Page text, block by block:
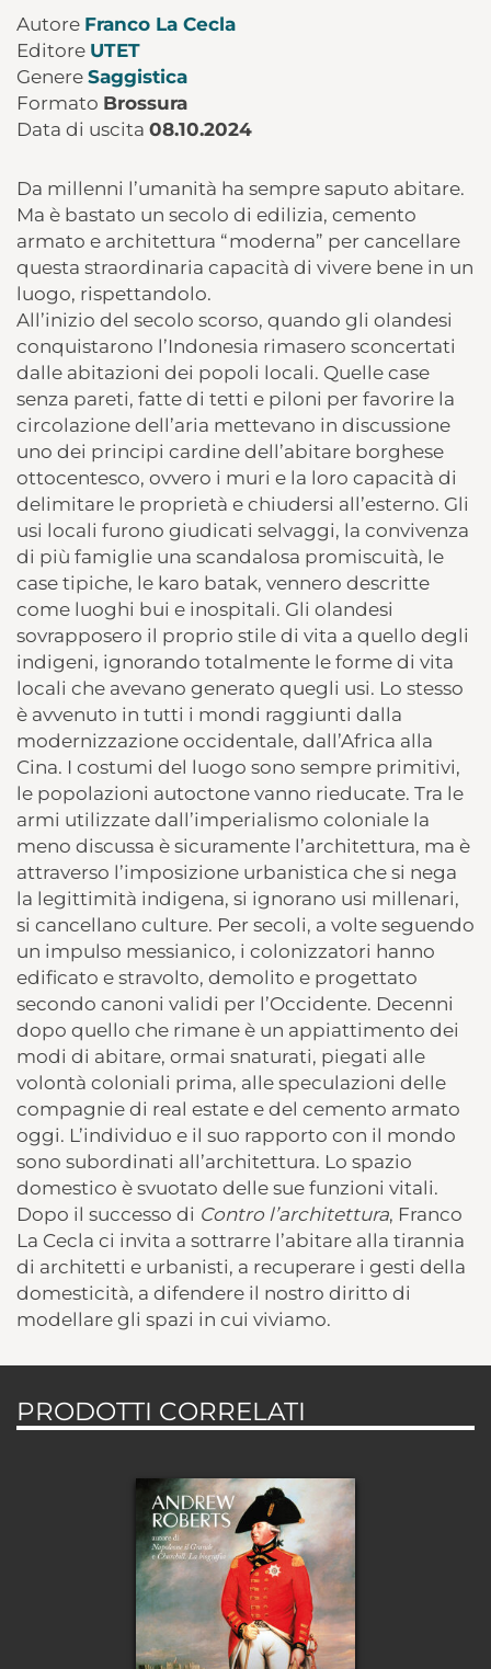
Autore Franco La Cecla
Editore UTET
Genere Saggistica
Formato Brossura
Data di uscita 08.10.2024
Da millenni l’umanità ha sempre saputo abitare.
Ma è bastato un secolo di edilizia, cemento
armato e architettura “moderna” per cancellare
questa straordinaria capacità di vivere bene in un
luogo, rispettandolo.
All’inizio del secolo scorso, quando gli olandesi
conquistarono l’Indonesia rimasero sconcertati
dalle abitazioni dei popoli locali. Quelle case
senza pareti, fatte di tetti e piloni per favorire la
circolazione dell’aria mettevano in discussione
uno dei principi cardine dell’abitare borghese
ottocentesco, ovvero i muri e la loro capacità di
delimitare le proprietà e chiudersi all’esterno. Gli
usi locali furono giudicati selvaggi, la convivenza
di più famiglie una scandalosa promiscuità, le
case tipiche, le karo batak, vennero descritte
come luoghi bui e inospitali. Gli olandesi
sovrapposero il proprio stile di vita a quello degli
indigeni, ignorando totalmente le forme di vita
locali che avevano generato quegli usi. Lo stesso
è avvenuto in tutti i mondi raggiunti dalla
modernizzazione occidentale, dall’Africa alla
Cina. I costumi del luogo sono sempre primitivi,
le popolazioni autoctone vanno rieducate. Tra le
armi utilizzate dall’imperialismo coloniale la
meno discussa è sicuramente l’architettura, ma è
attraverso l’imposizione urbanistica che si nega
la legittimità indigena, si ignorano usi millenari,
si cancellano culture. Per secoli, a volte seguendo
un impulso messianico, i colonizzatori hanno
edificato e stravolto, demolito e progettato
secondo canoni validi per l’Occidente. Decenni
dopo quello che rimane è un appiattimento dei
modi di abitare, ormai snaturati, piegati alle
volontà coloniali prima, alle speculazioni delle
compagnie di real estate e del cemento armato
oggi. L’individuo e il suo rapporto con il mondo
sono subordinati all’architettura. Lo spazio
domestico è svuotato delle sue funzioni vitali.
Dopo il successo di Contro l’architettura, Franco
La Cecla ci invita a sottrarre l’abitare alla tirannia
di architetti e urbanisti, a recuperare i gesti della
domesticità, a difendere il nostro diritto di
modellare gli spazi in cui viviamo.
PRODOTTI CORRELATI